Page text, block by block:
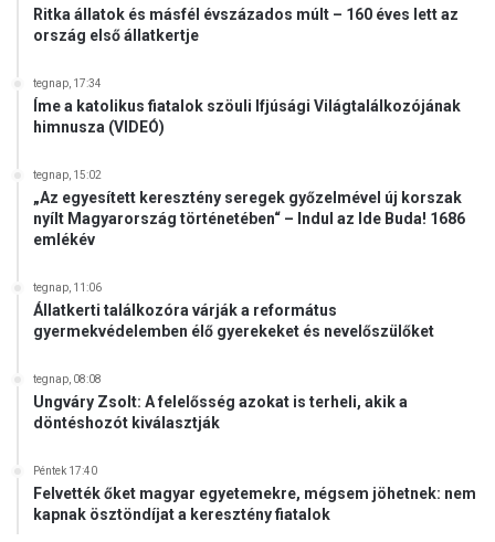
Ritka állatok és másfél évszázados múlt – 160 éves lett az
ország első állatkertje
tegnap, 17:34
Íme a katolikus fiatalok szöuli Ifjúsági Világtalálkozójának
himnusza (VIDEÓ)
tegnap, 15:02
„Az egyesített keresztény seregek győzelmével új korszak
nyílt Magyarország történetében“ – Indul az Ide Buda! 1686
emlékév
tegnap, 11:06
Állatkerti találkozóra várják a református
gyermekvédelemben élő gyerekeket és nevelőszülőket
tegnap, 08:08
Ungváry Zsolt: A felelősség azokat is terheli, akik a
döntéshozót kiválasztják
Péntek 17:40
Felvették őket magyar egyetemekre, mégsem jöhetnek: nem
kapnak ösztöndíjat a keresztény fiatalok